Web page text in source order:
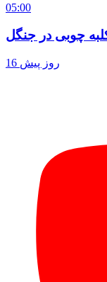
05:00
چوبی در جنگل
16 روز پیش